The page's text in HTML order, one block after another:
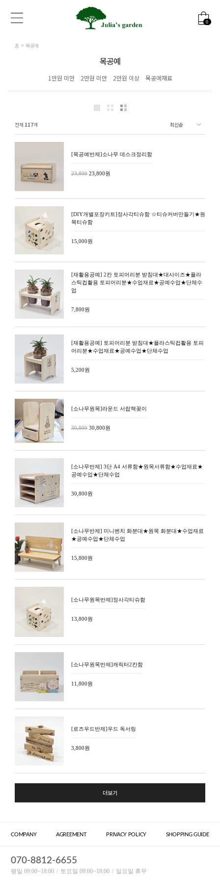
0
홈 목공예
목공예
1만원 미만 2만원 미만 2만원 이상 목공예재료
전체 117개
[목공예반제]소나무 데스크정리함
23,800 23,800원
[DIY개별포장키트]정사각티슈함 ☆티슈커버만들기★원
목티슈함
15,000원
[재활용공예] 2칸 토피어리분 받침대★대사이즈★플라
스틱컵활용 토피어리분★수업재료★공예수업★단체수
업
7,800원
[재활용공예] 토피어리분 받침대★플라스틱컵활용 토피
어리분★수업재료★공예수업★단체수업
5,200원
[소나무원목]라운드 서랍책꽂이
30,800 30,800원
[소나무반제] 3단 A4 서류함★원목서류함★수업재료★
공예수업★단체수업
30,800원
[소나무반제] 미니벤치 화분대★원목 화분대★수업재료
★공예수업★단체수업
15,800원
[소나무원목반제]정사각티슈함
13,800원
[소나무원목반제]캐릭터2칸함
11,800원
[로즈우드반제]우드 독서링
3,800원
더보기
COMPANY AGREEMENT PRIVACY POLICY SHOPPING GUIDE
070-8812-6655
평일 09:00~18:00 토요일 09:00~18:00 일요일 휴무